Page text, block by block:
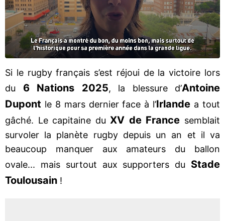
Si le rugby français s’est réjoui de la victoire lors
du 6 Nations 2025, la blessure d’Antoine
Dupont le 8 mars dernier face à l’Irlande a tout
gâché. Le capitaine duXV de France semblait
survoler la planète rugby depuis un an et il va
beaucoup manquer aux amateurs du ballon
ovale... mais surtout aux supporters du Stade
Toulousain !